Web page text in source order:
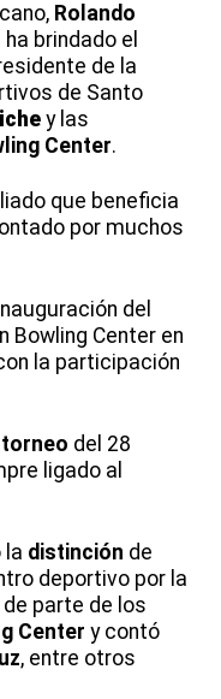
Rolando
brindado el
de la
de Santo
y las
Center.
que beneficia
por muchos
del
Bowling Center en
la participación
torneo del 28
ligado al
la distinción de
deportivo por la
de parte de los
Center y contó
, entre otros